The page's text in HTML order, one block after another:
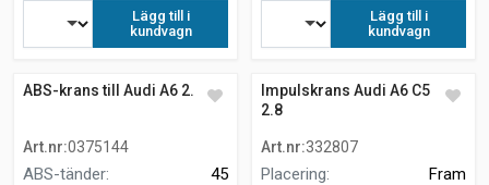
Lägg till i
kundvagn
Lägg till i
kundvagn
ABS-krans till Audi A6 2.8
Art.nr:0375144
ABS-tänder:
45
Impulskrans Audi A6 C5 4B2
2.8
Art.nr:332807
Placering:
Fram